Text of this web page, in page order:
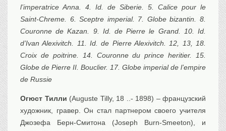
l’imperatrice Anna. 4. Id. de Siberie. 5. Calice pour le
Saint-Chreme. 6. Sceptre imperial. 7. Globe bizantin. 8.
Couronne de Kazan. 9. Id. de Pierre le Grand. 10. Id.
d’Ivan Alexivitch. 11. Id. de Pierre Alexivitch. 12, 13, 18.
Croix de poitrine. 14. Couronne du prince heritier. 15.
Globe de Pierre II. Bouclier. 17. Globe imperial de l’empire
de Russie
Огюст Тилли (Auguste Tilly, 18 ..- 1898) – французский
художник, гравер. Он стал партнером своего учителя
Джозефа Берн-Смитона (Joseph Burn-Smeeton), и